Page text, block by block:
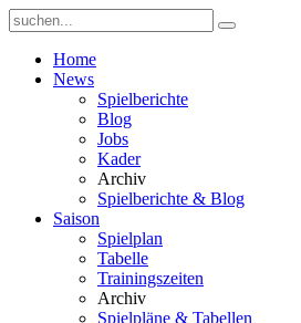
Home
News
Spielberichte
Blog
Jobs
Kader
Archiv
Spielberichte & Blog
Saison
Spielplan
Tabelle
Trainingszeiten
Archiv
Spielpläne & Tabellen